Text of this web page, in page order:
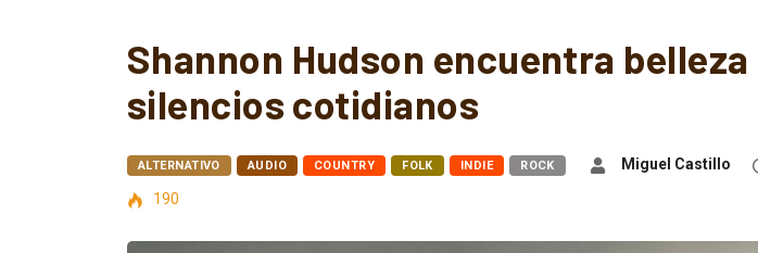
Shannon Hudson encuentra belleza
silencios cotidianos
ALTERNATIVO AUDIO COUNTRY FOLK INDIE ROCK Miguel Castillo
190